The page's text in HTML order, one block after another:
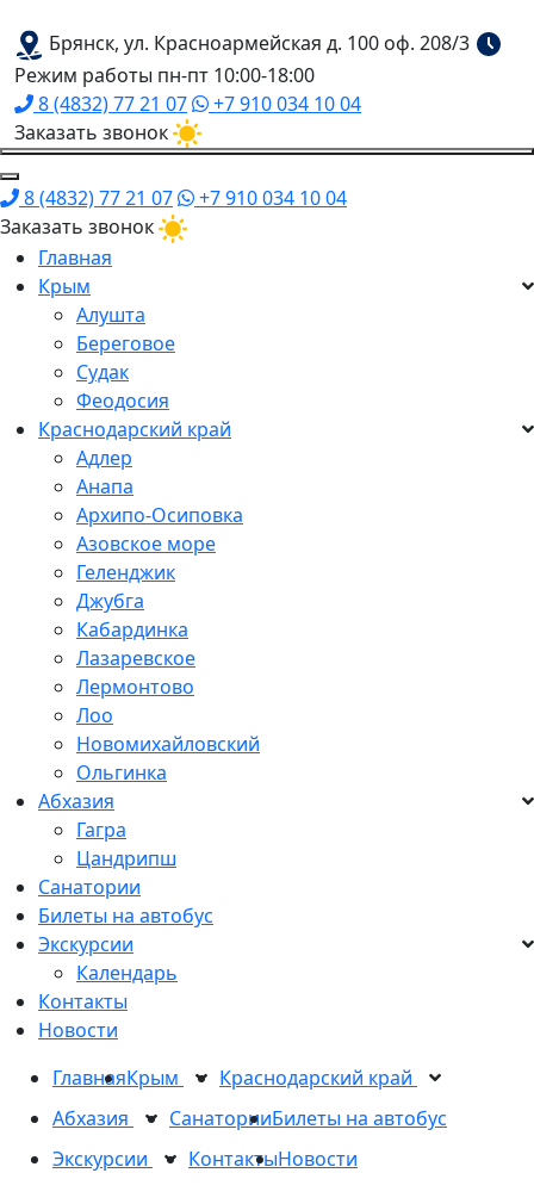
Брянск, ул. Красноармейская д. 100 оф. 208/3
Режим работы пн-пт 10:00-18:00
8 (4832) 77 21 07
+7 910 034 10 04
Заказать звонок
8 (4832) 77 21 07
+7 910 034 10 04
Заказать звонок
Главная
Крым
Алушта
Береговое
Судак
Феодосия
Краснодарский край
Адлер
Анапа
Архипо-Осиповка
Азовское море
Геленджик
Джубга
Кабардинка
Лазаревское
Лермонтово
Лоо
Новомихайловский
Ольгинка
Абхазия
Гагра
Цандрипш
Санатории
Билеты на автобус
Экскурсии
Календарь
Контакты
Новости
ГлавнаяКрым
Краснодарский край
Абхазия
СанаторииБилеты на автобус
Экскурсии
КонтактыНовости